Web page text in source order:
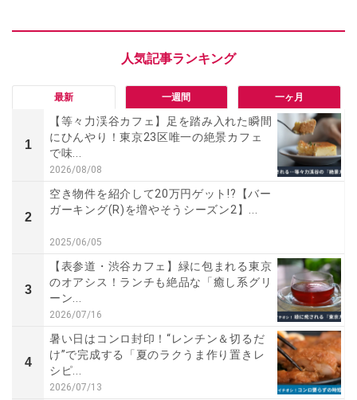
最新 一週間 一ヶ月
1
【等々力渓谷カフェ】足を踏み入れた瞬間
にひんやり！東京23区唯一の絶景カフェ
で味...
2026/08/08
2
空き物件を紹介して20万円ゲット!?【バー
ガーキング(R)を増やそうシーズン2】...
2025/06/05
3
【表参道・渋谷カフェ】緑に包まれる東京
のオアシス！ランチも絶品な「癒し系グリ
ーン...
2026/07/16
4
暑い日はコンロ封印！“レンチン＆切るだ
け”で完成する「夏のラクうま作り置きレ
シピ...
2026/07/13